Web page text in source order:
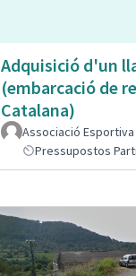
Adquisició d'un
(embarcació de
Catalana)
Associació
Pressupostos